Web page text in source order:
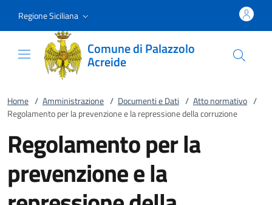
Regione Siciliana
Comune di Palazzolo
Acreide
Home / Amministrazione / Documenti e Dati / Atto normativo /
Regolamento per la prevenzione e la repressione della corruzione
Regolamento per la
prevenzione e la